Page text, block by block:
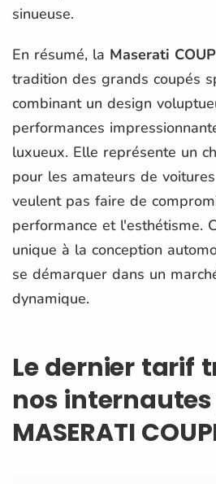
sinueuse.
En résumé, la Maserati
tradition des grands coupés
combinant un design
performances
luxueux. Elle représente un
pour les amateurs de
veulent pas faire de
performance et l'esthétisme.
unique à la conception
se démarquer dans un
dynamique.
Le dernier tarif
nos
MASERATI